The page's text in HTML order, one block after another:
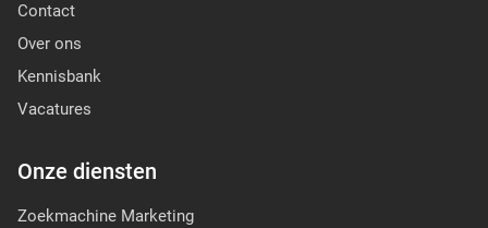
Contact
Over ons
Kennisbank
Vacatures
Onze diensten
Zoekmachine Marketing